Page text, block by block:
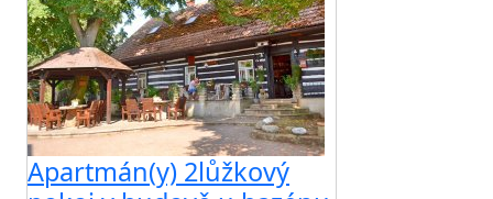
Apartmán(y) 2lůžkový